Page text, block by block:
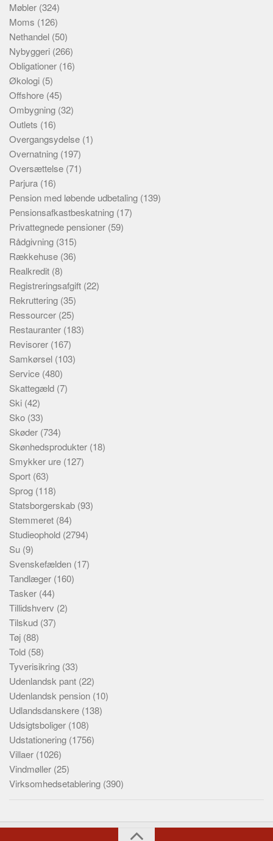
Møbler (324)
Moms (126)
Nethandel (50)
Nybyggeri (266)
Obligationer (16)
Økologi (5)
Offshore (45)
Ombygning (32)
Outlets (16)
Overgangsydelse (1)
Overnatning (197)
Oversættelse (71)
Parjura (16)
Pension med løbende udbetaling (139)
Pensionsafkastbeskatning (17)
Privattegnede pensioner (59)
Rådgivning (315)
Rækkehuse (36)
Realkredit (8)
Registreringsafgift (22)
Rekruttering (35)
Ressourcer (25)
Restauranter (183)
Revisorer (167)
Samkørsel (103)
Service (480)
Skattegæld (7)
Ski (42)
Sko (33)
Skøder (734)
Skønhedsprodukter (18)
Smykker ure (127)
Sport (63)
Sprog (118)
Statsborgerskab (93)
Stemmeret (84)
Studieophold (2794)
Su (9)
Svenskefælden (17)
Tandlæger (160)
Tasker (44)
Tillidshverv (2)
Tilskud (37)
Tøj (88)
Told (58)
Tyverisikring (33)
Udenlandsk pant (22)
Udenlandsk pension (10)
Udlandsdanskere (138)
Udsigtsboliger (108)
Udstationering (1756)
Villaer (1026)
Vindmøller (25)
Virksomhedsetablering (390)